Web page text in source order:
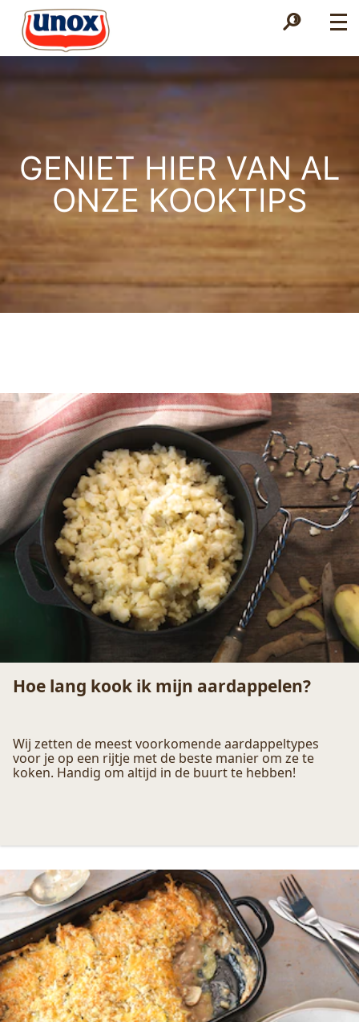
Zoek
Zoek
GENIET HIER VAN AL
ONZE KOOKTIPS
Hoe lang kook ik mijn aardappelen?
Wij zetten de meest voorkomende aardappeltypes
voor je op een rijtje met de beste manier om ze te
koken. Handig om altijd in de buurt te hebben!